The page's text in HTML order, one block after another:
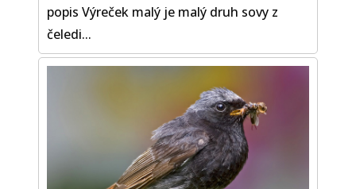
popis Výreček malý je malý druh sovy z
čeledi...